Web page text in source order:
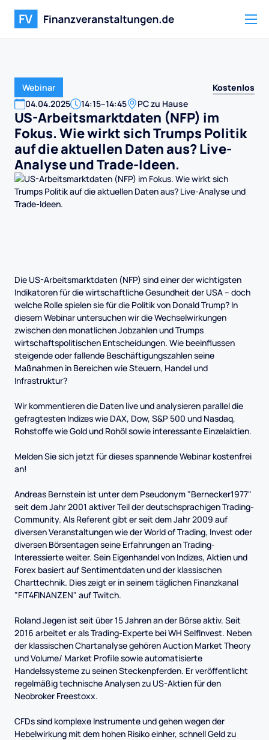
Webinar
Kostenlos
04.04.2025 14:15–14:45 PC zu Hause
US-Arbeitsmarktdaten (NFP) im
Fokus. Wie wirkt sich Trumps Politik
auf die aktuellen Daten aus? Live-
Analyse und Trade-Ideen.
Die US-Arbeitsmarktdaten (NFP) sind einer der wichtigsten
Indikatoren für die wirtschaftliche Gesundheit der USA – doch
welche Rolle spielen sie für die Politik von Donald Trump? In
diesem Webinar untersuchen wir die Wechselwirkungen
zwischen den monatlichen Jobzahlen und Trumps
wirtschaftspolitischen Entscheidungen. Wie beeinflussen
steigende oder fallende Beschäftigungszahlen seine
Maßnahmen in Bereichen wie Steuern, Handel und
Infrastruktur?
Wir kommentieren die Daten live und analysieren parallel die
gefragtesten Indizes wie DAX, Dow, S&P 500 und Nasdaq,
Rohstoffe wie Gold und Rohöl sowie interessante Einzelaktien.
Melden Sie sich jetzt für dieses spannende Webinar kostenfrei
an!
Andreas Bernstein ist unter dem Pseudonym "Bernecker1977"
seit dem Jahr 2001 aktiver Teil der deutschsprachigen Trading-
Community. Als Referent gibt er seit dem Jahr 2009 auf
diversen Veranstaltungen wie der World of Trading, Invest oder
diversen Börsentagen seine Erfahrungen an Trading-
Interessierte weiter. Sein Eigenhandel von Indizes, Aktien und
Forex basiert auf Sentimentdaten und der klassischen
Charttechnik. Dies zeigt er in seinem täglichen Finanzkanal
"FIT4FINANZEN" auf Twitch.
Roland Jegen ist seit über 15 Jahren an der Börse aktiv. Seit
2016 arbeitet er als Trading-Experte bei WH SelfInvest. Neben
der klassischen Chartanalyse gehören Auction Market Theory
und Volume/ Market Profile sowie automatisierte
Handelssysteme zu seinen Steckenpferden. Er veröffentlicht
regelmäßig technische Analysen zu US-Aktien für den
Neobroker Freestoxx.
CFDs sind komplexe Instrumente und gehen wegen der
Hebelwirkung mit dem hohen Risiko einher, schnell Geld zu